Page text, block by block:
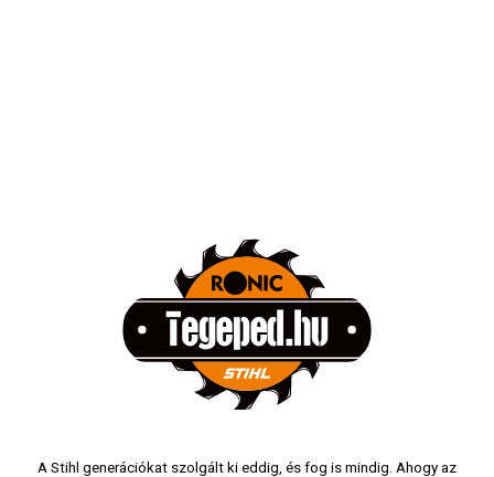
A Stihl generációkat szolgált ki eddig, és fog is mindig. Ahogy az